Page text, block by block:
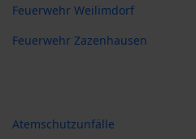
Feuerwehr Weilimdorf
Feuerwehr Zazenhausen
Atemschutzunfälle